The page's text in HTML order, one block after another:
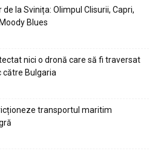
la Svinița: Olimpul Clisurii, Capri,
Blues
nici o dronă care să fi traversat
către Bulgaria
transportul maritim